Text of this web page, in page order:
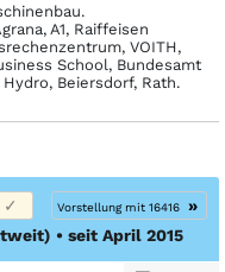
A1, Raiffeisen
VOITH,
School, Bundesamt
Beiersdorf, Rath.
Vorstellung mit 16416
»
• seit April 2015